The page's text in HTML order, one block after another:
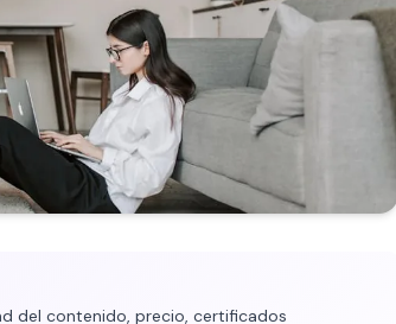
del contenido, precio, certificados